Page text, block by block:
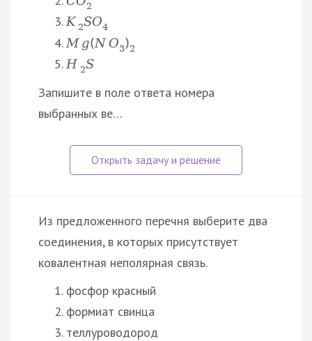
2
K 2SO4
M g(N О3)2
H 2S
Запишите в поле ответа номера
выбранных ве…
Из предложенного перечня выберите два
соединения, в которых присутствует
ковалентная неполярная связь.
фосфор красный
формиат свинца
теллуроводород